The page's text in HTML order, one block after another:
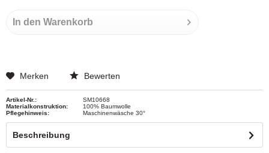
In den Warenkorb
Merken Bewerten
Artikel-Nr.:
SM10668
Materialkonstruktion:
100% Baumwolle
Pflegehinweis:
Maschinenwäsche 30°
Beschreibung